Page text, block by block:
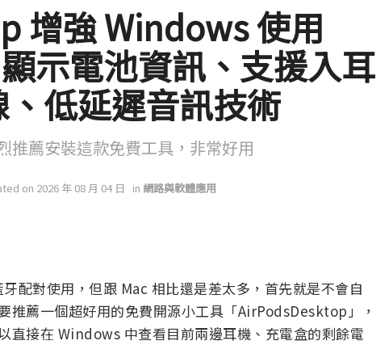
增強 Windows 使用
示電池資訊、支援入耳
低延遲音訊技術
推薦安裝這款免費工具，非常好用
on 2026 年 08 月 04 日 in 網路與軟體應用
配對使用，但跟 Mac 相比還是差太多，首先就是不會自
推薦一個超好用的免費開源小工具「AirPodsDesktop」，
直接在 Windows 中查看目前兩邊耳機、充電盒的剩餘電